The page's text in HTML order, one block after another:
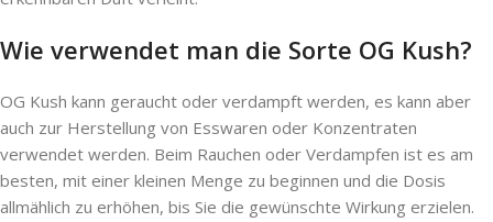
Wie verwendet man die Sorte OG Kush?
OG Kush kann geraucht oder verdampft werden, es kann aber
auch zur Herstellung von Esswaren oder Konzentraten
verwendet werden. Beim Rauchen oder Verdampfen ist es am
besten, mit einer kleinen Menge zu beginnen und die Dosis
allmählich zu erhöhen, bis Sie die gewünschte Wirkung erzielen.